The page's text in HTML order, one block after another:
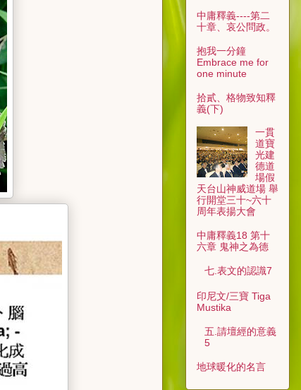
中庸釋義----第二
十章、哀公問政。
抱我一分鐘
Embrace me for
one minute
拾貳、格物致知釋
義(下)
一貫
道寶
光建
德道
場假
天台山神威道場 舉
行開堂三十~六十
周年表揚大會
中庸釋義18 第十
六章 鬼神之為德
七.表文的認識7
印尼文/三寶 Tiga
Mustika
五.請壇經的意義
5
地球暖化的名言